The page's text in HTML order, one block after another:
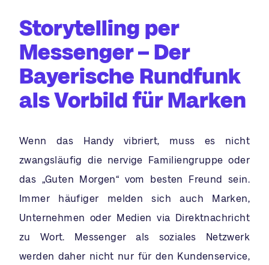
Storytelling per
Messenger – Der
Bayerische Rundfunk
als Vorbild für Marken
Wenn das Handy vibriert, muss es nicht
zwangsläufig die nervige Familiengruppe oder
das „Guten Morgen“ vom besten Freund sein.
Immer häufiger melden sich auch Marken,
Unternehmen oder Medien via Direktnachricht
zu Wort. Messenger als soziales Netzwerk
werden daher nicht nur für den Kundenservice,